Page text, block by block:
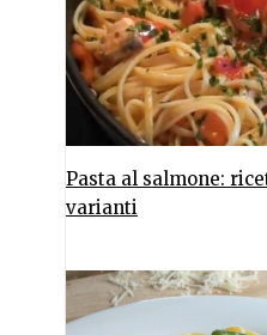
Pasta al salmone:
varianti